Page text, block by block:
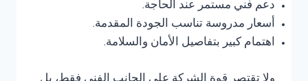
دعم فني مستمر عند الحاجة.
أسعار مدروسة تناسب الجودة المقدمة.
اهتمام كبير بتفاصيل الأمان والسلامة.